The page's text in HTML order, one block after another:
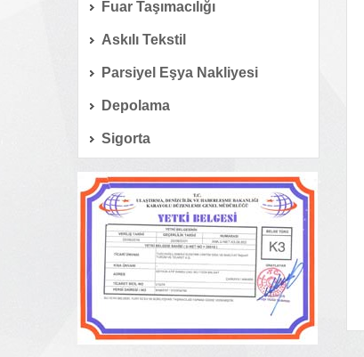
Fuar Taşımacılığı
Askılı Tekstil
Parsiyel Eşya Nakliyesi
Depolama
Sigorta